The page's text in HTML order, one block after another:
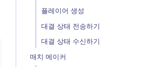
플레이어 생성
대결 상태 전송하기
대결 상태 수신하기
매치 메이커